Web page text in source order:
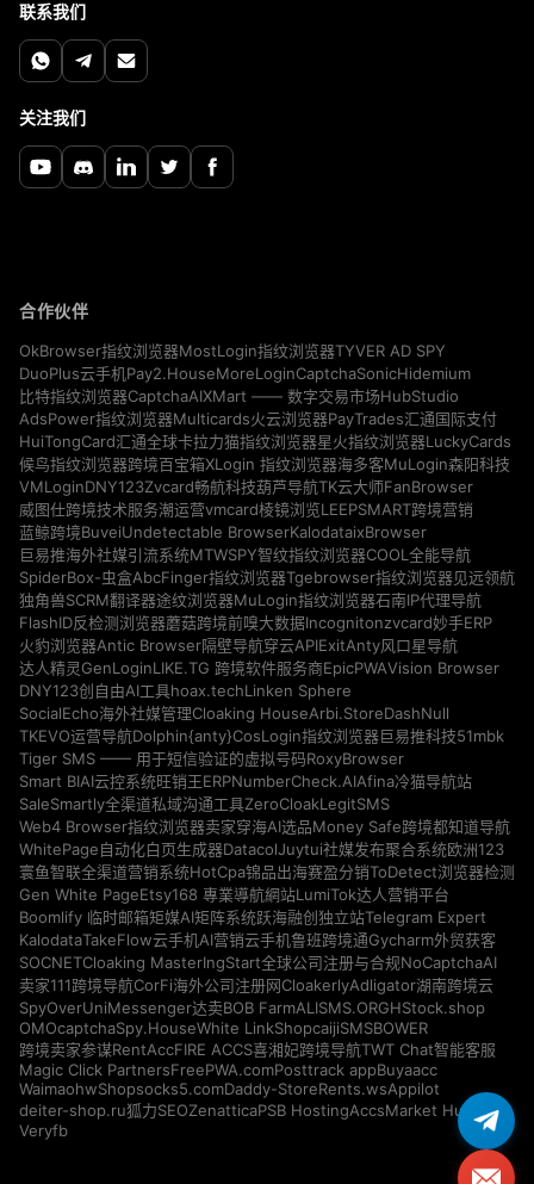
联系我们
关注我们
合作伙伴
OkBrowser指纹浏览器MostLogin指纹浏览器TYVER AD SPY
DuoPlus云手机Pay2.HouseMoreLoginCaptchaSonicHidemium
比特指纹浏览器CaptchaAIXMart —— 数字交易市场HubStudio
AdsPower指纹浏览器Multicards火云浏览器PayTrades汇通国际支付
HuiTongCard汇通全球卡拉力猫指纹浏览器星火指纹浏览器LuckyCards
候鸟指纹浏览器跨境百宝箱XLogin 指纹浏览器海多客MuLogin森阳科技
VMLoginDNY123Zvcard畅航科技葫芦导航TK云大师FanBrowser
威图仕跨境技术服务潮运营vmcard棱镜浏览LEEPSMART跨境营销
蓝鲸跨境BuveiUndetectable BrowserKalodataixBrowser
巨易推海外社媒引流系统MTWSPY智纹指纹浏览器COOL全能导航
SpiderBox-虫盒AbcFinger指纹浏览器Tgebrowser指纹浏览器见远领航
独角兽SCRM翻译器途纹浏览器MuLogin指纹浏览器石南IP代理导航
FlashID反检测浏览器蘑菇跨境前嗅大数据Incognitonzvcard妙手ERP
火豹浏览器Antic Browser隔壁导航穿云APIExitAnty风口星导航
达人精灵GenLoginLIKE.TG 跨境软件服务商EpicPWAVision Browser
DNY123创自由AI工具hoax.techLinken Sphere
SocialEcho海外社媒管理Cloaking HouseArbi.StoreDashNull
TKEVO运营导航Dolphin{anty}CosLogin指纹浏览器巨易推科技51mbk
Tiger SMS —— 用于短信验证的虚拟号码RoxyBrowser
Smart BIAI云控系统旺销王ERPNumberCheck.AIAfina冷猫导航站
SaleSmartly全渠道私域沟通工具ZeroCloakLegitSMS
Web4 Browser指纹浏览器卖家穿海AI选品Money Safe跨境都知道导航
WhitePage自动化白页生成器DatacolJuytui社媒发布聚合系统欧洲123
寰鱼智联全渠道营销系统HotCpa锦品出海赛盈分销ToDetect浏览器检测
Gen White PageEtsy168 專業導航網站LumiTok达人营销平台
Boomlify 临时邮箱矩媒AI矩阵系统跃海融创独立站Telegram Expert
KalodataTakeFlow云手机AI营销云手机鲁班跨境通Gycharm外贸获客
SOCNETCloaking MasterIngStart全球公司注册与合规NoCaptchaAI
卖家111跨境导航CorFi海外公司注册网CloakerlyAdligator湖南跨境云
SpyOverUniMessenger达卖BOB FarmALISMS.ORGHStock.shop
OMOcaptchaSpy.HouseWhite LinkShopcaijiSMSBOWER
跨境卖家参谋RentAccFIRE ACCS喜湘妃跨境导航TWT Chat智能客服
Magic Click PartnersFreePWA.comPosttrack appBuyaacc
WaimaohwShopsocks5.comDaddy-StoreRents.wsAppilot
deiter-shop.ru狐力SEOZenatticaPSB HostingAccsMarket Hub
Veryfb